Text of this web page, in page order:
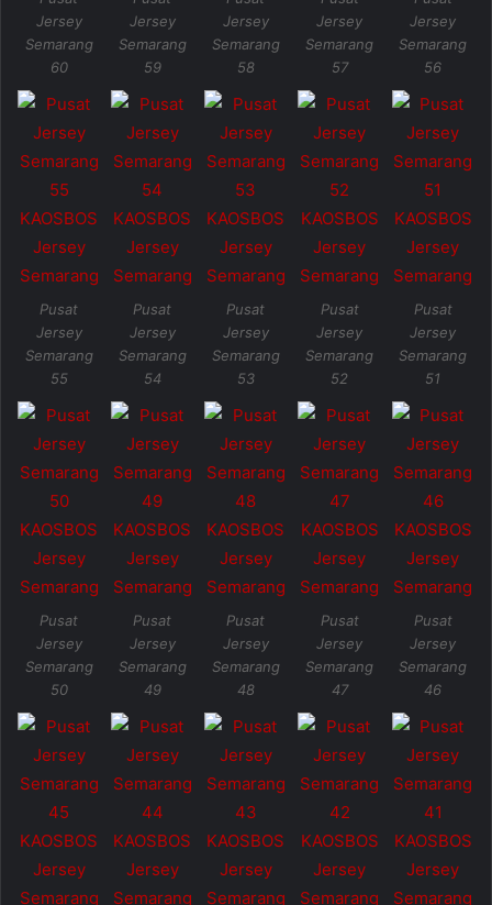
Jersey
Semarang
60
Jersey
Semarang
59
Jersey
Semarang
58
Jersey
Semarang
57
Jersey
Semarang
56
Pusat
Jersey
Semarang
55
Pusat
Jersey
Semarang
54
Pusat
Jersey
Semarang
53
Pusat
Jersey
Semarang
52
Pusat
Jersey
Semarang
51
Pusat
Jersey
Semarang
50
Pusat
Jersey
Semarang
49
Pusat
Jersey
Semarang
48
Pusat
Jersey
Semarang
47
Pusat
Jersey
Semarang
46